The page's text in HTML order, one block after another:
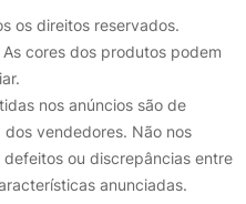
os direitos reservados.
cores dos produtos podem
nos anúncios são de
vendedores. Não nos
ou discrepâncias entre
anunciadas.